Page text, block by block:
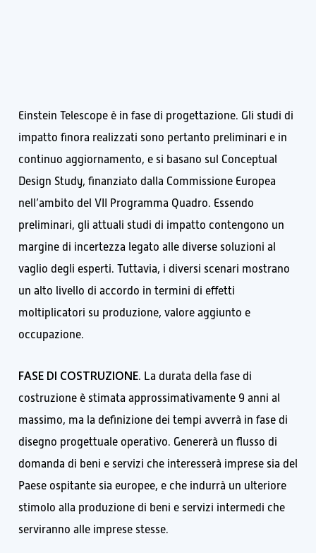
Einstein Telescope è in fase di progettazione. Gli studi di
impatto finora realizzati sono pertanto preliminari e in
continuo aggiornamento, e si basano sul Conceptual
Design Study, finanziato dalla Commissione Europea
nell’ambito del VII Programma Quadro. Essendo
preliminari, gli attuali studi di impatto contengono un
margine di incertezza legato alle diverse soluzioni al
vaglio degli esperti. Tuttavia, i diversi scenari mostrano
un alto livello di accordo in termini di effetti
moltiplicatori su produzione, valore aggiunto e
occupazione.
FASE DI COSTRUZIONE. La durata della fase di
costruzione è stimata approssimativamente 9 anni al
massimo, ma la definizione dei tempi avverrà in fase di
disegno progettuale operativo. Genererà un flusso di
domanda di beni e servizi che interesserà imprese sia del
Paese ospitante sia europee, e che indurrà un ulteriore
stimolo alla produzione di beni e servizi intermedi che
serviranno alle imprese stesse.